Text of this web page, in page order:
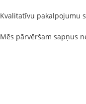
Kvalitatīvu pakalpojumu